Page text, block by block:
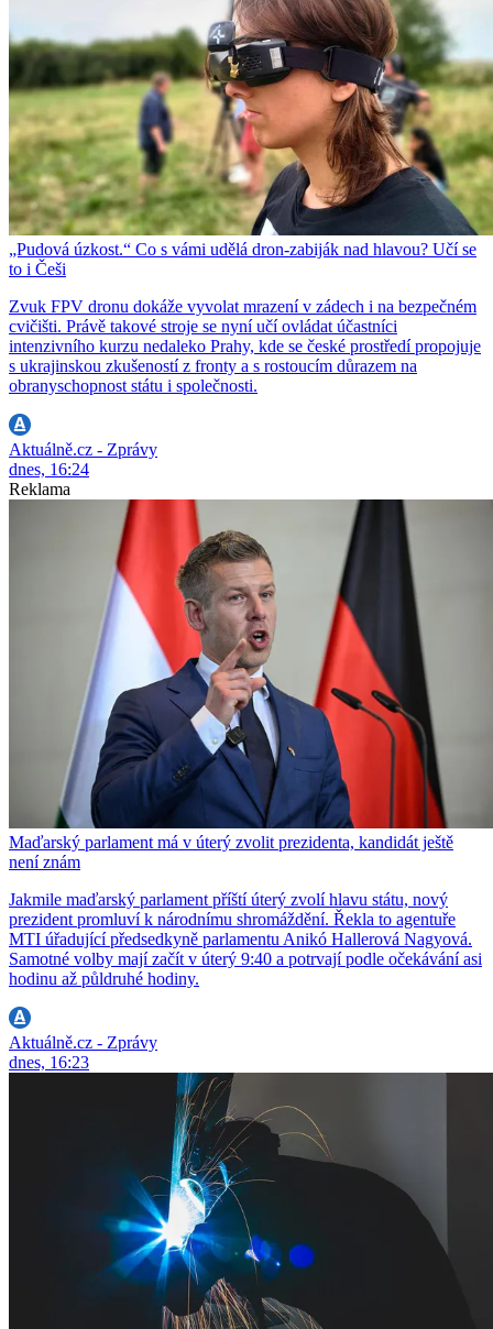
„Pudová úzkost.“ Co s vámi udělá dron-zabiják nad hlavou? Učí se
to i Češi
Zvuk FPV dronu dokáže vyvolat mrazení v zádech i na bezpečném
cvičišti. Právě takové stroje se nyní učí ovládat účastníci
intenzivního kurzu nedaleko Prahy, kde se české prostředí propojuje
s ukrajinskou zkušeností z fronty a s rostoucím důrazem na
obranyschopnost státu i společnosti.
Aktuálně.cz - Zprávy
dnes, 16:24
Reklama
Maďarský parlament má v úterý zvolit prezidenta, kandidát ještě
není znám
Jakmile maďarský parlament příští úterý zvolí hlavu státu, nový
prezident promluví k národnímu shromáždění. Řekla to agentuře
MTI úřadující předsedkyně parlamentu Anikó Hallerová Nagyová.
Samotné volby mají začít v úterý 9:40 a potrvají podle očekávání asi
hodinu až půldruhé hodiny.
Aktuálně.cz - Zprávy
dnes, 16:23